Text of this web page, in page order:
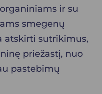
ir su
smegenų
atskirti sutrikimus,
priežastį, nuo
pastebimų